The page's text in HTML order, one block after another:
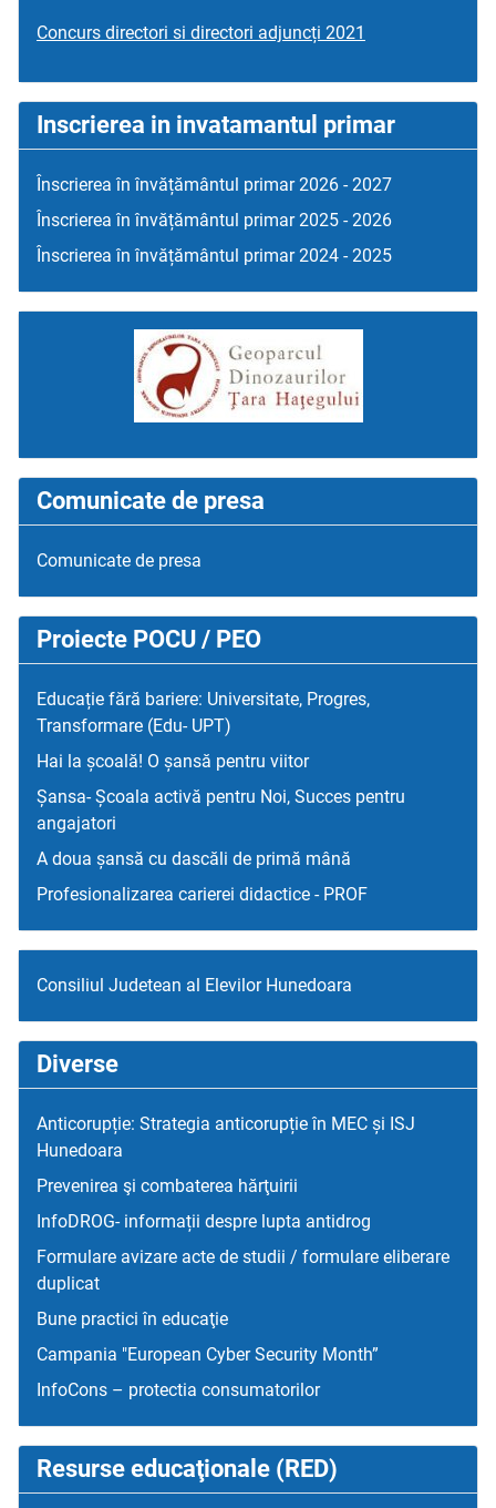
Concurs directori si directori adjuncți 2021
Inscrierea in invatamantul primar
Înscrierea în învățământul primar 2026 - 2027
Înscrierea în învățământul primar 2025 - 2026
Înscrierea în învățământul primar 2024 - 2025
Comunicate de presa
Comunicate de presa
Proiecte POCU / PEO
Educație fără bariere: Universitate, Progres,
Transformare (Edu- UPT)
Hai la școală! O șansă pentru viitor
Șansa- Școala activă pentru Noi, Succes pentru
angajatori
A doua șansă cu dascăli de primă mână
Profesionalizarea carierei didactice - PROF
Consiliul Judetean al Elevilor Hunedoara
Diverse
Anticorupție: Strategia anticorupție în MEC și ISJ
Hunedoara
Prevenirea şi combaterea hărţuirii
InfoDROG- informații despre lupta antidrog
Formulare avizare acte de studii / formulare eliberare
duplicat
Bune practici în educaţie
Campania "European Cyber Security Month”
InfoCons – protectia consumatorilor
Resurse educaţionale (RED)